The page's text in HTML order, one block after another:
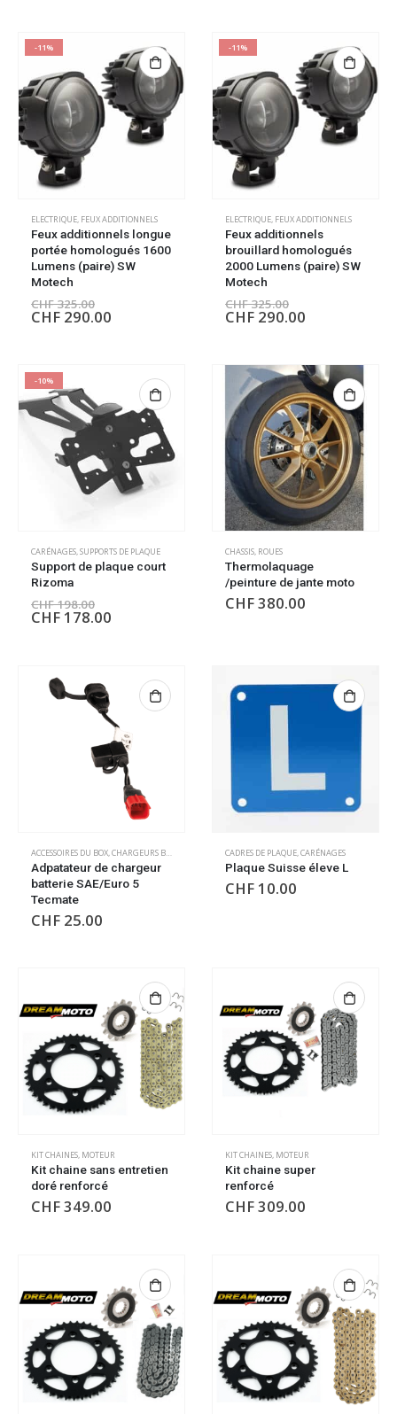
-11%
ELECTRIQUE, FEUX ADDITIONNELS
Feux additionnels longue
portée homologués 1600
Lumens (paire) SW
Motech
CHF325.00
CHF 290.00
-11%
ELECTRIQUE, FEUX ADDITIONNELS
Feux additionnels
brouillard homologués
2000 Lumens (paire) SW
Motech
CHF325.00
CHF 290.00
-10%
CARÉNAGES,SUPPORTS DE PLAQUE
Support de plaque court
Rizoma
CHF198.00
CHF 178.00
CHASSIS, ROUES
Thermolaquage
/peinture de jante moto
CHF380.00
ACCESSOIRES DU BOX,CHARGEURS BATTERIE CHARGEURS BATTERIES,ELECTRIQUE
Adpatateur de chargeur
batterie SAE/Euro 5
Tecmate
CHF 25.00
CADRES DE PLAQUE,CARÉNAGES
Plaque Suisse éleve L
CHF 10.00
KIT CHAINES, MOTEUR
Kit chaine sans entretien
doré renforcé
CHF349.00
KIT CHAINES, MOTEUR
Kit chaine super
renforcé
CHF309.00